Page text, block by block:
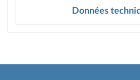
Données